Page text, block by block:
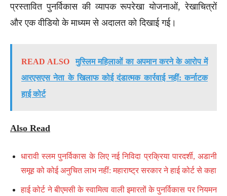
प्रस्तावित पुनर्विकास की व्यापक रूपरेखा योजनाओं, रेखाचित्रों
और एक वीडियो के माध्यम से अदालत को दिखाई गई।
READ ALSO
मुस्लिम महिलाओं का अपमान करने के आरोप में
आरएसएस नेता के खिलाफ कोई दंडात्मक कार्रवाई नहीं: कर्नाटक
हाई कोर्ट
Also Read
धारावी स्लम पुनर्विकास के लिए नई निविदा प्रक्रिया पारदर्शी, अडानी
समूह को कोई अनुचित लाभ नहीं: महाराष्ट्र सरकार ने हाई कोर्ट से कहा
हाई कोर्ट ने बीएमसी के स्वामित्व वाली इमारतों के पुनर्विकास पर नियमन